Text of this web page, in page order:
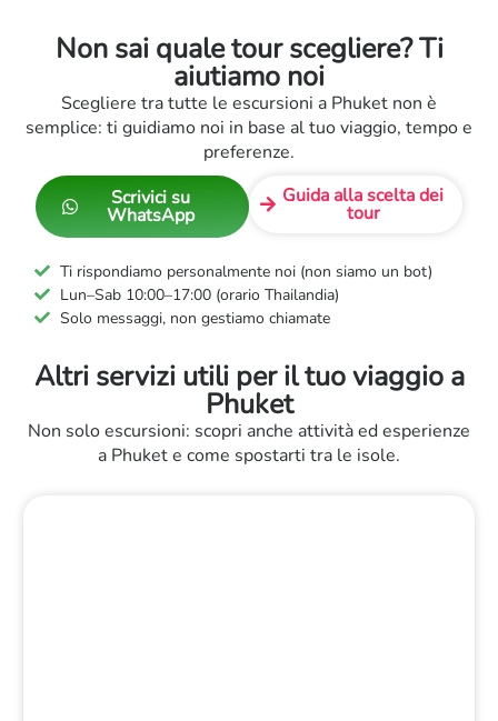
Non sai quale tour scegliere? Ti
aiutiamo noi
Scegliere tra tutte le escursioni a Phuket non è
semplice: ti guidiamo noi in base al tuo viaggio, tempo e
preferenze.
Scrivici su
WhatsApp
Guida alla scelta dei
tour
Ti rispondiamo personalmente noi (non siamo un bot)
Lun–Sab 10:00–17:00 (orario Thailandia)
Solo messaggi, non gestiamo chiamate
Altri servizi utili per il tuo viaggio a
Phuket
Non solo escursioni: scopri anche attività ed esperienze
a Phuket e come spostarti tra le isole.